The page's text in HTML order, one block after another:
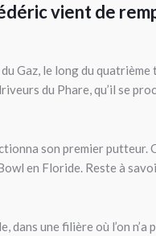
vient de
Gaz, le long du
du Phare, qu’il se
son premier putteur.
en Floride. Reste à
une filière où l’on n’a